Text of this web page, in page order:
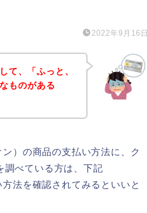
2022年9月16日
て、「ふっと、
ものがある
）の商品の支払い方法に、ク
調べている方は、下記
法を確認されてみるといいと